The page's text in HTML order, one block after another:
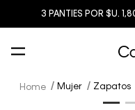
3 PANTIES POR $U.
Mujer Zapatos